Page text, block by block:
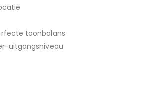
toonbalans
uitgangsniveau